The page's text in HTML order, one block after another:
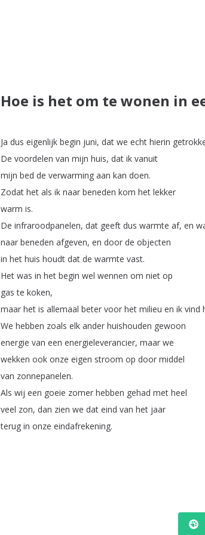
Hoe is het om te wonen in
Ja dus eigenlijk begin juni, dat we echt hierin
De voordelen van mijn huis, dat ik vanuit
mijn bed de verwarming aan kan doen.
Zodat het als ik naar beneden kom het lekker
warm is.
De infraroodpanelen, dat geeft dus warmte af, en
naar beneden afgeven, en door de objecten
in het huis houdt dat de warmte vast.
Het was in het begin wel wennen om niet op
gas te koken,
maar het is allemaal beter voor het milieu en ik vind
We hebben zoals elk ander huishouden gewoon
energie van een energieleverancier, maar we
wekken ook onze eigen stroom op door middel
van zonnepanelen.
Als wij een goeie zomer hebben gehad met heel
veel zon, dan zien we dat eind van het jaar
terug in onze eindafrekening.